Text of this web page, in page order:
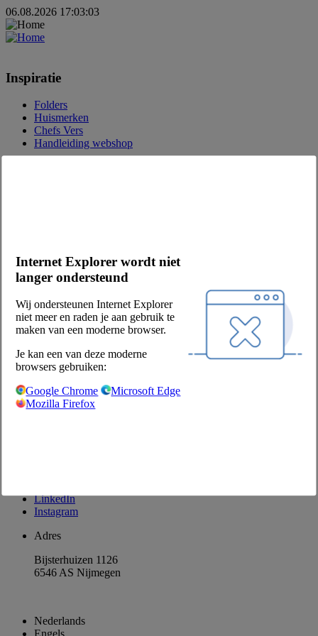
Internet Explorer wordt niet
langer ondersteund
Wij ondersteunen Internet Explorer
niet meer en raden je aan gebruik te
maken van een moderne browser.
Je kan een van deze moderne
browsers gebruiken:
Google Chrome
Microsoft Edge
Mozilla Firefox
06.08.2026 17:03:03
Inspiratie
Folders
Huismerken
Chefs Vers
Handleiding webshop
Leveranciers
Privacy & voorwaarden
Verkoop- en leveringsvoorwaarden
Producten retourneren
Privacyverklaring
Privacyinstellingen
Contact
LinkedIn
Instagram
Adres
Bijsterhuizen 1126
6546 AS Nijmegen
Nederlands
Engels